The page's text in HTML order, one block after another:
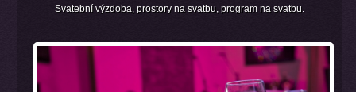
Svatební výzdoba, prostory na svatbu, program na svatbu.